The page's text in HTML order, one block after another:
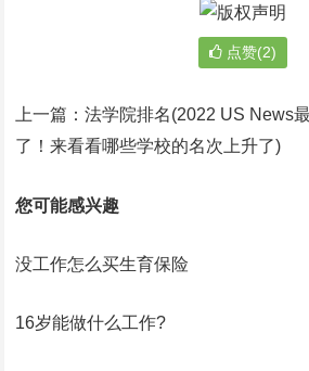
点赞(2)
上一篇：法学院排名(2022 US News
了！来看看哪些学校的名次上升了)
您可能感兴趣
没工作怎么买生育保险
16岁能做什么工作?